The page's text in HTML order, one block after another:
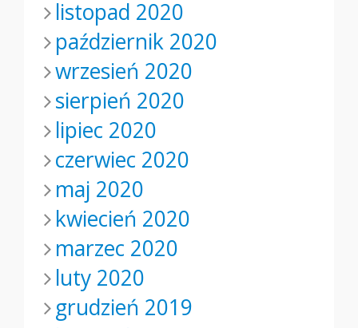
listopad 2020
październik 2020
wrzesień 2020
sierpień 2020
lipiec 2020
czerwiec 2020
maj 2020
kwiecień 2020
marzec 2020
luty 2020
grudzień 2019